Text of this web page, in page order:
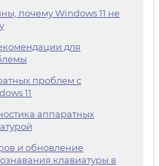
почему Windows 11 не
для
проблем с
11
аппаратных
и обновление
клавиатуры в